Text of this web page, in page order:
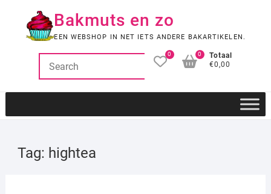
Bakmuts en zo
EEN WEBSHOP IN NET IETS ANDERE BAKARTIKELEN.
0
Totaal
€0,00
0
Tag: hightea